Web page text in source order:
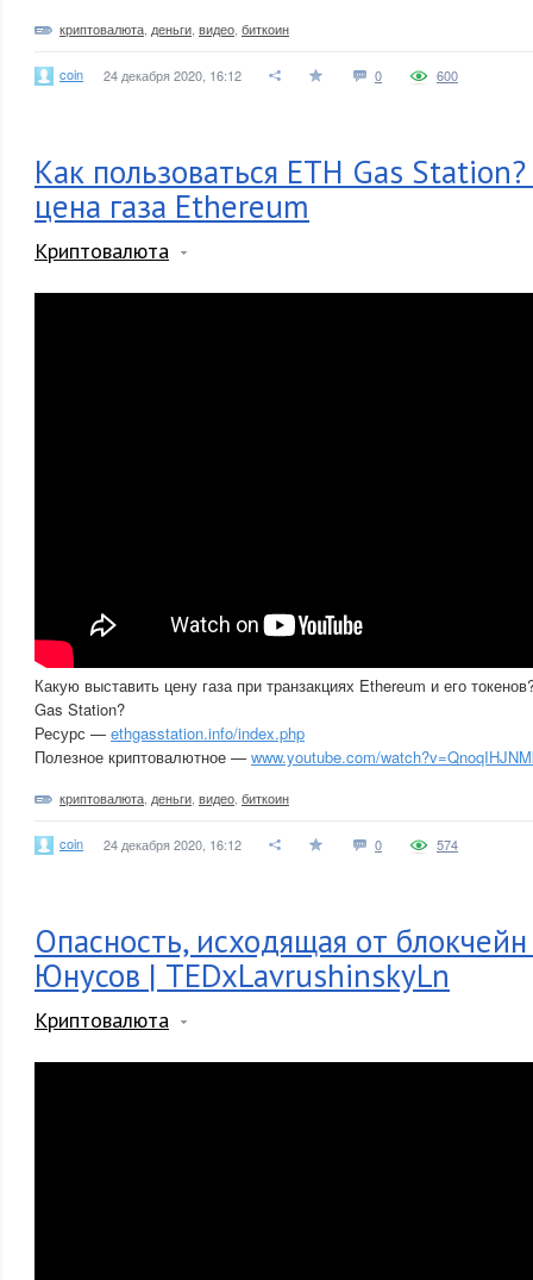
криптовалюта деньги видео биткоин
coin 24 декабря 2020, 16:12 0 600
Как пользоваться ETH Gas
цена газа Ethereum
Криптовалюта
Какую выставить цену газа при транзакциях Ethereum и его
Gas Station?
Ресурс — ethgasstation.info/index.php
Полезное криптовалютное — www.youtube.com/
криптовалюта деньги видео биткоин
coin 24 декабря 2020, 16:12 0 574
Опасность, исходящая от
Юнусов | TEDxLavrushinskyLn
Криптовалюта